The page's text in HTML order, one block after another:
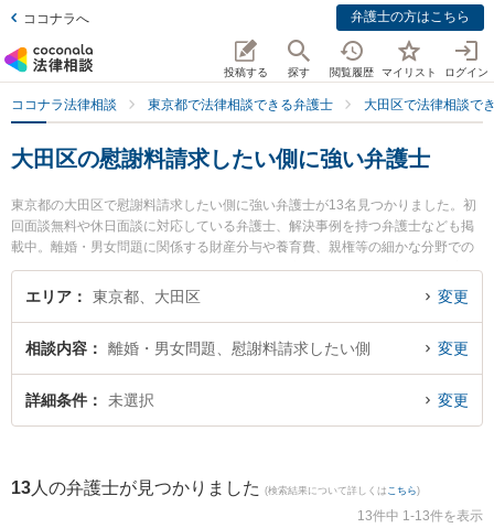
ココナラへ 弁護士の方はこちら
投稿する 探す 閲覧履歴 マイリスト ログイン
ココナラ法律相談 東京都で法律相談できる弁護士 大田区で法律相談で
大田区の慰謝料請求したい側に強い弁護士
東京都の大田区で慰謝料請求したい側に強い弁護士が13名見つかりました。初
回面談無料や休日面談に対応している弁護士、解決事例を持つ弁護士なども掲
載中。離婚・男女問題に関係する財産分与や養育費、親権等の細かな分野での
絞り込み検索もでき便利です。特に弁護士法人心 蒲田法律事務所の堤 信一郎弁
護士やRHA法律事務所の原 悠太弁護士、東京スタートアップ法律事務所 蒲田支
今すぐに弁護士に相談したい』『慰謝料請求したい側のトラブル解決の実績豊
富な近くの弁護士を検索したい』『初回相談無料で慰謝料請求したい側を法律
相談できる大田区内の弁護士に相談予約したい』などでお困りの相談者さんに
エリア 東京都、大田区 変更
相談内容 離婚・男女問題、慰謝料請求したい側 変更
詳細条件 未選択 変更
13 人の弁護士が見つかりました (検索結果について詳しくは こちら)
13件中 1-13件を表示